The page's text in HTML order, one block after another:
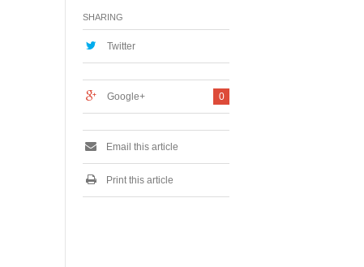
SHARING
Twitter
0
Google+
Email this article
Print this article